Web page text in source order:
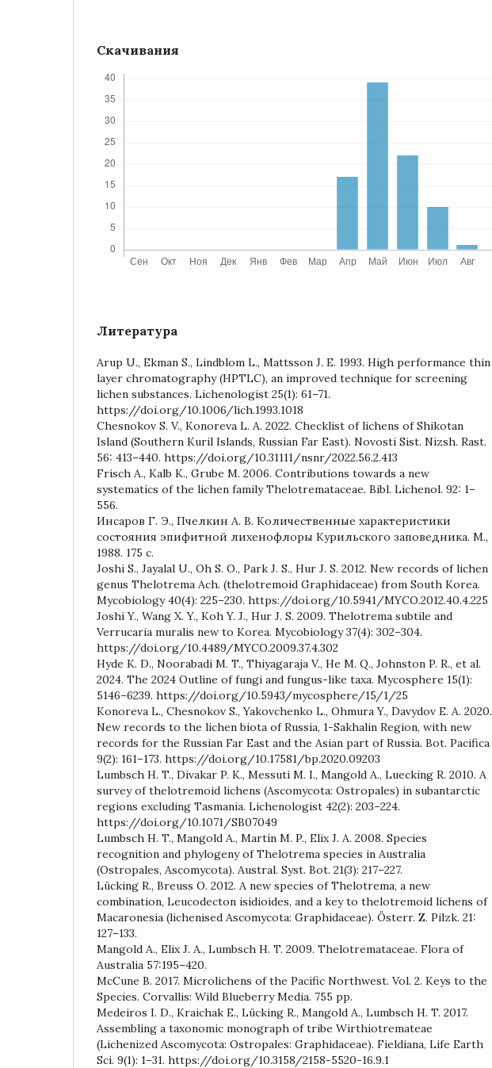
Скачивания
Литература
Arup U., Ekman S., Lindblom L., Mattsson J. E. 1993. High performance thin
layer chromatography (HPTLC), an improved technique for screening
lichen substances. Lichenologist 25(1): 61–71.
https://doi.org/10.1006/lich.1993.1018
Chesnokov S. V., Konoreva L. A. 2022. Checklist of lichens of Shikotan
Island (Southern Kuril Islands, Russian Far East). Novosti Sist. Nizsh. Rast.
56: 413–440. https://doi.org/10.31111/nsnr/2022.56.2.413
Frisch A., Kalb K., Grube M. 2006. Contributions towards a new
systematics of the lichen family Thelotremataceae. Bibl. Lichenol. 92: 1–
556.
Инсаров Г. Э., Пчелкин А. В. Количественные характеристики
состояния эпифитной лихенофлоры Курильского заповедника. М.,
1988. 175 с.
Joshi S., Jayalal U., Oh S. O., Park J. S., Hur J. S. 2012. New records of lichen
genus Thelotrema Ach. (thelotremoid Graphidaceae) from South Korea.
Mycobiology 40(4): 225–230. https://doi.org/10.5941/MYCO.2012.40.4.225
Joshi Y., Wang X. Y., Koh Y. J., Hur J. S. 2009. Thelotrema subtile and
Verrucaria muralis new to Korea. Mycobiology 37(4): 302–304.
https://doi.org/10.4489/MYCO.2009.37.4.302
Hyde K. D., Noorabadi M. T., Thiyagaraja V., He M. Q., Johnston P. R., et al.
2024. The 2024 Outline of fungi and fungus-like taxa. Mycosphere 15(1):
5146–6239. https://doi.org/10.5943/mycosphere/15/1/25
Konoreva L., Chesnokov S., Yakovchenko L., Ohmura Y., Davydov E. A. 2020.
New records to the lichen biota of Russia, 1-Sakhalin Region, with new
records for the Russian Far East and the Asian part of Russia. Bot. Pacifica
9(2): 161–173. https://doi.org/10.17581/bp.2020.09203
Lumbsch H. T., Divakar P. K., Messuti M. I., Mangold A., Luecking R. 2010. A
survey of thelotremoid lichens (Ascomycota: Ostropales) in subantarctic
regions excluding Tasmania. Lichenologist 42(2): 203–224.
https://doi.org/10.1071/SB07049
Lumbsch H. T., Mangold A., Martín M. P., Elix J. A. 2008. Species
recognition and phylogeny of Thelotrema species in Australia
(Ostropales, Ascomycota). Austral. Syst. Bot. 21(3): 217–227.
Lücking R., Breuss O. 2012. A new species of Thelotrema, a new
combination, Leucodecton isidioides, and a key to thelotremoid lichens of
Macaronesia (lichenised Ascomycota: Graphidaceae). Österr. Z. Pilzk. 21:
127–133.
Mangold A., Elix J. A., Lumbsch H. T. 2009. Thelotremataceae. Flora of
Australia 57:195–420.
McCune B. 2017. Microlichens of the Pacific Northwest. Vol. 2. Keys to the
Species. Corvallis: Wild Blueberry Media. 755 pp.
Medeiros I. D., Kraichak E., Lücking R., Mangold A., Lumbsch H. T. 2017.
Assembling a taxonomic monograph of tribe Wirthiotremateae
(Lichenized Ascomycota: Ostropales: Graphidaceae). Fieldiana, Life Earth
Sci. 9(1): 1–31. https://doi.org/10.3158/2158-5520-16.9.1